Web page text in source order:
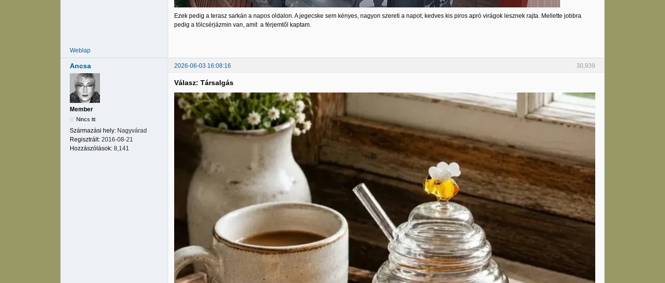
Ezek pedig a terasz sarkán a napos oldalon. A jegecske sem kényes, nagyon szereti a napot, kedves kis piros apró virágok lesznek rajta. Mellette jobbra
pedig a tölcsérjázmin van, amit a férjemtől kaptam.
Weblap
30,939
Ancsa 2026-06-03 16:08:16
Member
Nincs itt
Származási hely: Nagyvárad
Regisztrált: 2016-08-21
Hozzászólások: 8,141
Válasz: Társalgás